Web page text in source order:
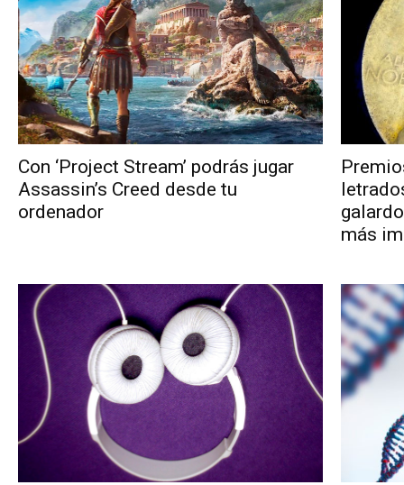
Con ‘Project Stream’ podrás jugar
Assassin’s Creed desde tu
ordenador
más